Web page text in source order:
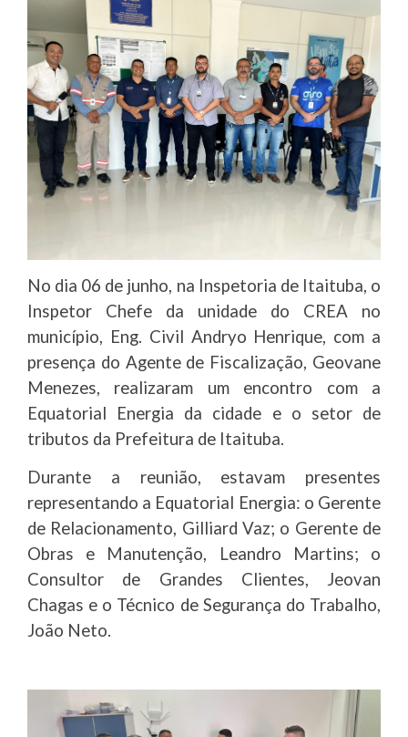
No dia 06 de junho, na Inspetoria de Itaituba, o
Inspetor Chefe da unidade do CREA no
município, Eng. Civil Andryo Henrique, com a
presença do Agente de Fiscalização, Geovane
Menezes, realizaram um encontro com a
Equatorial Energia da cidade e o setor de
tributos da Prefeitura de Itaituba.
Durante a reunião, estavam presentes
representando a Equatorial Energia: o Gerente
de Relacionamento, Gilliard Vaz; o Gerente de
Obras e Manutenção, Leandro Martins; o
Consultor de Grandes Clientes, Jeovan
Chagas e o Técnico de Segurança do Trabalho,
João Neto.